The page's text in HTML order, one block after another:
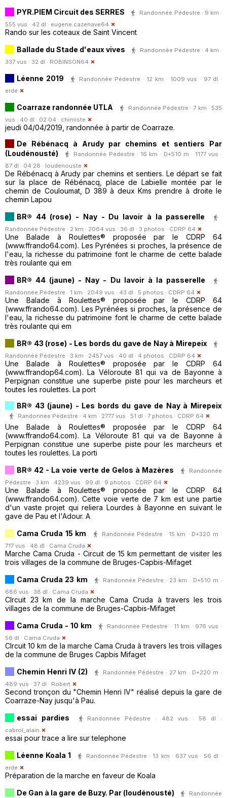
PYR.PIEM Circuit des SERRES
Randonnée Pédestre · 9 km ·
555 vus · 42 dl · eugene.cazenave64
Rando sur les coteaux de Saint Vincent
Ballade du Stade d'eaux vives
Randonnée Pédestre · 4 km ·
337 vus · 32 dl · ROBINSON64
Léenne 2019
Randonnée Pédestre · 12 km · 1009 vus · 97 dl ·
erde
Coarraze randonnée UTLA
Randonnée Pédestre · 7 km · 535
vus · 40 dl · 02:04 · chimiste
jeudi 04/04/2019, randonnée à partir de Coarraze.
De Rébénacq à Arudy par chemins et sentiers Par
(Loudénousté)
Randonnée Pédestre · 16 km · D+510 m · 1177 vus ·
87 dl · 04:28 · loudenouste
De Rébénacq à Arudy par chemins et sentiers. Le départ se fait
sur la place de Rébénacq, place de Labielle montée par le
chemin de Couloumat, D 389 à deux Kms prendre à droite le
chemin Lapou
BR® 44 (rose) - Nay - Du lavoir à la passerelle
Randonnée Pédestre · 2 km · 2064 vus · 36 dl · 3 photos · CDRP 64
Une Balade à Roulettes® proposée par le CDRP 64
(www.ffrando64.com). Les Pyrénées si proches, la présence de
l'eau, la richesse du patrimoine font le charme de cette balade
très roulante qui em
BR® 44 (jaune) - Nay - Du lavoir à la passerelle
Randonnée Pédestre · 1 km · 2049 vus · 43 dl · 5 photos · CDRP 64
Une Balade à Roulettes® proposée par le CDRP 64
(www.ffrando64.com). Les Pyrénées si proches, la présence de
l'eau, la richesse du patrimoine font le charme de cette balade
très roulante qui em
BR® 43 (rose) - Les bords du gave de Nay à Mirepeix
Randonnée Pédestre · 3 km · 2457 vus · 40 dl · 4 photos · CDRP 64
Une Balade à Roulettes® proposée par le CDRP 64
(www.ffrandop64.com). La Véloroute 81 qui va de Bayonne à
Perpignan constitue une superbe piste pour les marcheurs et
toutes les roulettes. La port
BR® 43 (jaune) - Les bords du gave de Nay à Mirepeix
Randonnée Pédestre · 4 km · 2777 vus · 51 dl · 7 photos · CDRP 64
Une Balade à Roulettes® proposée par le CDRP 64
(www.ffrando64.com). La Véloroute 81 qui va de Bayonne à
Perpignan constitue une superbe piste pour les marcheurs et
toutes les roulettes. La porti
BR® 42 - La voie verte de Gelos à Mazères
Randonnée
Pédestre · 3 km · 4239 vus · 99 dl · 9 photos · CDRP 64
Une Balade à Roulettes® proposée par le CDRP 64
(www.ffrando64.com). Cette voie verte de 7 km est une partie
d'un vaste projet qui reliera Lourdes à Bayonne en suivant le
gave de Pau et l'Adour. A
Cama Cruda 15 km
Randonnée Pédestre · 15 km · D+320 m ·
717 vus · 48 dl · Cama Cruda
Marche Cama Cruda - Circuit de 15 km permettant de visiter les
trois villages de la commune de Bruges-Capbis-Mifaget
Cama Cruda 23 km
Randonnée Pédestre · 23 km · D+510 m ·
686 vus · 38 dl · Cama Cruda
CIrcuit 23 km de la marche Cama Cruda à travers les trois
villages de la commune de Bruges-Capbis-Mifaget
Cama Cruda - 10 km
Randonnée Pédestre · 11 km · 976 vus ·
56 dl · Cama Cruda
CIrcuit 10 km de la marche Cama Cruda à travers les trois villages
de la commune de Bruges Capbis Mifaget
Chemin Henri IV (2)
Randonnée Pédestre · 27 km · D+220 m ·
489 vus · 37 dl · Robert
Second tronçon du "Chemin Henri IV" réalisé depuis la gare de
Coarraze-Nay jusqu'à Pau.
essai pardies
Randonnée Pédestre · 482 vus · 58 dl ·
cabrol_alain
essai pour trace a lire sur telephone
Léenne Koala 1
Randonnée Pédestre · 13 km · 637 vus · 56 dl ·
erde
Préparation de la marche en faveur de Koala
De Gan à la gare de Buzy. Par (loudénousté)
Randonnée